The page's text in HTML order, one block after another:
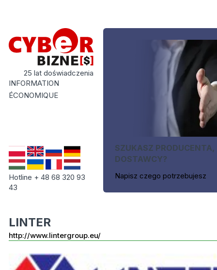
25 lat doświadczenia
INFORMATION
ÉCONOMIQUE
Hotline + 48 68 320 93
43
SZUKASZ PRODUCENTA,
DOSTAWCY?
Napisz czego potrzebujesz
LINTER
http://www.lintergroup.eu/